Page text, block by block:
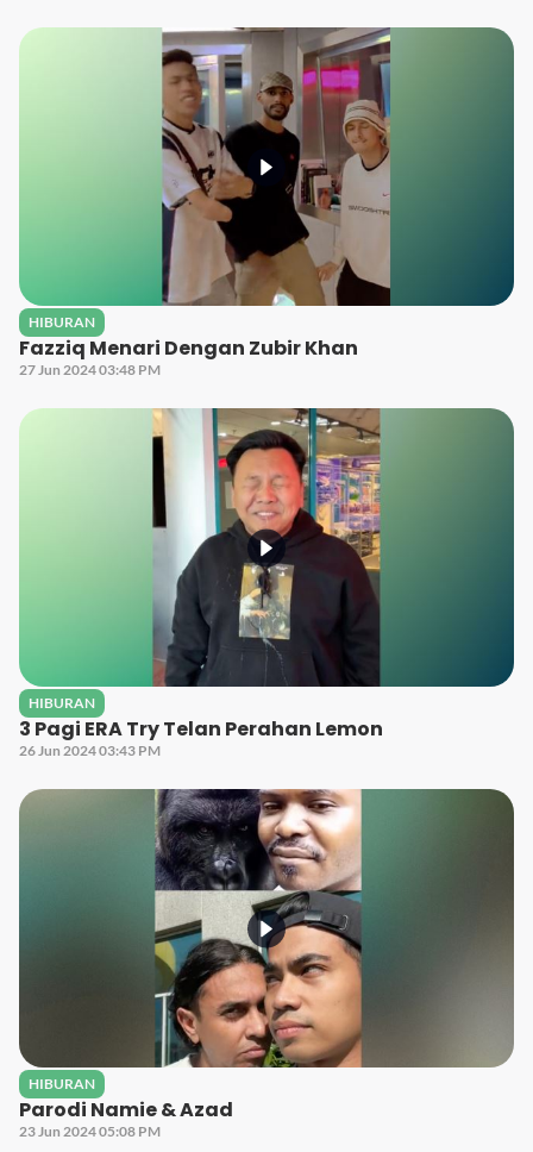
HIBURAN
Fazziq Menari Dengan Zubir Khan
27 Jun 2024 03:48 PM
HIBURAN
3 Pagi ERA Try Telan Perahan Lemon
26 Jun 2024 03:43 PM
HIBURAN
Parodi Namie & Azad
23 Jun 2024 05:08 PM